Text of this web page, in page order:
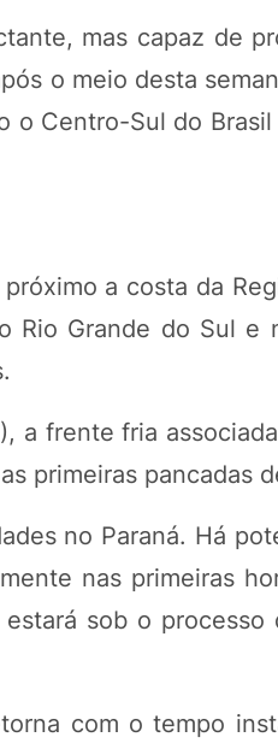
mas capaz de
o meio desta
Centro-Sul do
a costa da
Grande do Sul e
a frente fria
primeiras pancadas
no Paraná. Há
nas primeiras
sob o
com o tempo